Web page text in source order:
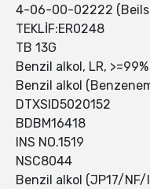
4-06-00-02222
TEKLİF:ER0248
TB 13G
Benzil alkol, LR, >=99%
Benzil alkol
DTXSID5020152
BDBM16418
INS NO.1519
NSC8044
Benzil alkol (JP17/NF/